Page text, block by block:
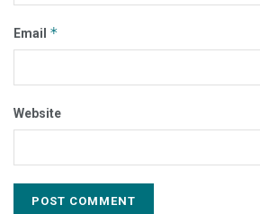
Email *
Website